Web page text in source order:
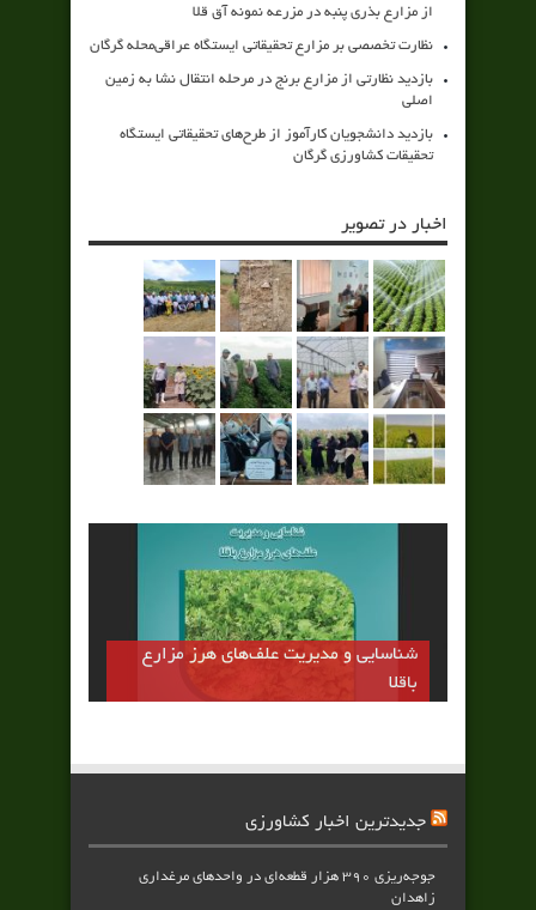
از مزارع بذری پنبه در مزرعه نمونه آق قلا
نظارت تخصصی بر مزارع تحقیقاتی ایستگاه عراقی‌محله گرگان
بازدید نظارتی از مزارع برنج در مرحله انتقال نشا به زمین
اصلی
بازدید دانشجویان کارآموز از طرح‌های تحقیقاتی ایستگاه
تحقیقات کشاورزی گرگان
اخبار در تصویر
شناسایی و مدیریت علف‌های هرز مزارع
باقلا
جدیدترین اخبار کشاورزی
جوجه‌ریزی ۳۹۰ هزار قطعه‌ای در واحدهای مرغداری
زاهدان